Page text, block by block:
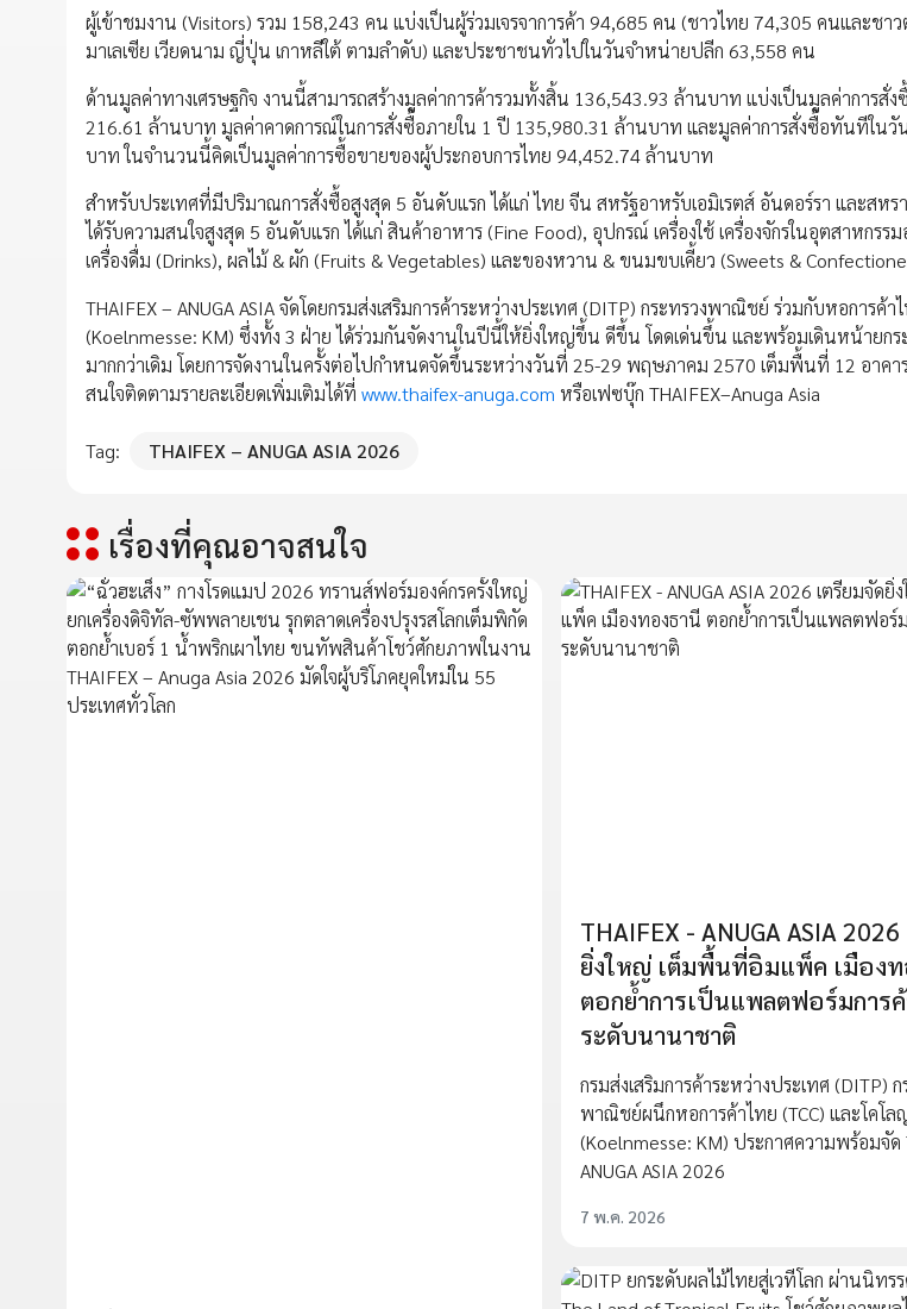
ผู้เข้าชมงาน (Visitors) รวม 158,243 คน แบ่งเป็นผู้ร่วมเจรจาการค้า 94,685 คน (ชาวไทย 74,305 คนและชา
มาเลเซีย เวียดนาม ญี่ปุ่น เกาหลีใต้ ตามลำดับ) และประชาชนทั่วไปในวันจำหน่ายปลีก 63,558 คน
ด้านมูลค่าทางเศรษฐกิจ งานนี้สามารถสร้างมูลค่าการค้ารวมทั้งสิ้น 136,543.93 ล้านบาท แบ่งเป็นมูลค่าการสั่ง
216.61 ล้านบาท มูลค่าคาดการณ์ในการสั่งซื้อภายใน 1 ปี 135,980.31 ล้านบาท และมูลค่าการสั่งซื้อทันทีใน
บาท ในจำนวนนี้คิดเป็นมูลค่าการซื้อขายของผู้ประกอบการไทย 94,452.74 ล้านบาท
สำหรับประเทศที่มีปริมาณการสั่งซื้อสูงสุด 5 อันดับแรก ได้แก่ ไทย จีน สหรัฐอาหรับเอมิเรตส์ อันดอร์รา และสห
ได้รับความสนใจสูงสุด 5 อันดับแรก ได้แก่ สินค้าอาหาร (Fine Food), อุปกรณ์ เครื่องใช้ เครื่องจักรในอุตสาหกรร
เครื่องดื่ม (Drinks), ผลไม้ & ผัก (Fruits & Vegetables) และของหวาน & ขนมขบเคี้ยว (Sweets &
THAIFEX – ANUGA ASIA จัดโดยกรมส่งเสริมการค้าระหว่างประเทศ (DITP) กระทรวงพาณิชย์ ร่วมกับหอการค้า
(Koelnmesse: KM) ซึ่งทั้ง 3 ฝ่าย ได้ร่วมกันจัดงานในปีนี้ให้ยิ่งใหญ่ขึ้น ดีขึ้น โดดเด่นขึ้น และพร้อมเดินหน้ายกร
มากกว่าเดิม โดยการจัดงานในครั้งต่อไปกำหนดจัดขึ้นระหว่างวันที่ 25-29 พฤษภาคม 2570 เต็มพื้นที่ 12 อาค
สนใจติดตามรายละเอียดเพิ่มเติมได้ที่ www.thaifex-anuga.com หรือเฟซบุ๊ก THAIFEX–Anuga Asia
Tag: THAIFEX – ANUGA ASIA 2026
เรื่องที่คุณอาจสนใจ
THAIFEX - ANUGA ASIA
ยิ่งใหญ่ เต็มพื้นที่อิมแพ็ค เมืองท
ตอกย้ำการเป็นแพลตฟอร์มการ
ระดับนานาชาติ
กรมส่งเสริมการค้าระหว่างประเทศ (DITP) ก
พาณิชย์ผนึกหอการค้าไทย (TCC) และโคโล
(Koelnmesse: KM) ประกาศความพร้อมจัด
ANUGA ASIA 2026
7 พ.ค. 2026